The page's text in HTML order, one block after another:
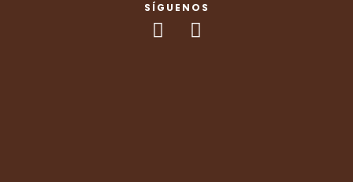
SÍGUENOS